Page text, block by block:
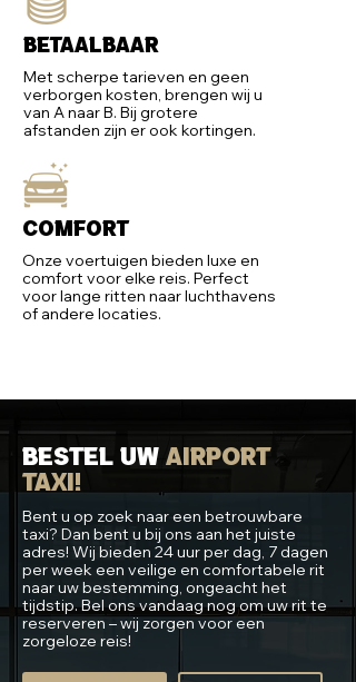
Betaalbaar
Met scherpe tarieven en geen
verborgen kosten, brengen wij u
van A naar B. Bij grotere
afstanden zijn er ook kortingen.
Comfort
Onze voertuigen bieden luxe en
comfort voor elke reis. Perfect
voor lange ritten naar luchthavens
of andere locaties.
Bestel uw airport
taxi!
Bent u op zoek naar een betrouwbare
taxi? Dan bent u bij ons aan het juiste
adres! Wij bieden 24 uur per dag, 7 dagen
per week een veilige en comfortabele rit
naar uw bestemming, ongeacht het
tijdstip. Bel ons vandaag nog om uw rit te
reserveren – wij zorgen voor een
zorgeloze reis!